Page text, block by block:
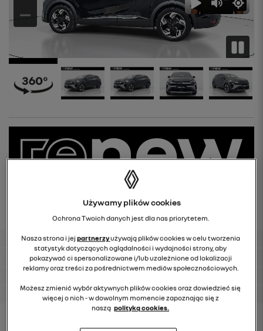
gwarancja 12m
certyfikat kontroli
faktura VAT 23%
Używamy plików cookies
Ochrona Twoich danych jest dla nas priorytetem.
Nasza strona i jej partnerzyużywają plików cookies w celu tworzenia
statystyk dotyczących oglądalności i wydajności strony, aby
pokazywać ci spersonalizowane i/lub uzależnione od lokalizacji
reklamy oraz treści za pośrednictwem mediów społecznościowych.
Możesz zmienić wybór aktywnych plików cookies oraz dowiedzieć się
więcej o nich - w dowolnym momencie zapoznając się z
naszą polityką cookies.